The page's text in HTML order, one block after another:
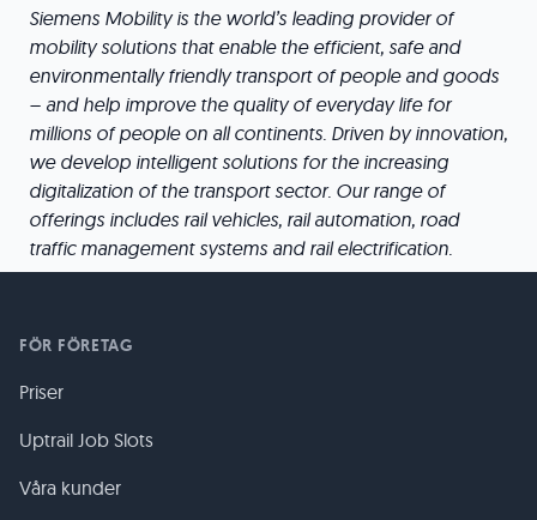
Siemens Mobility is the world’s leading provider of
mobility solutions that enable the efficient, safe and
environmentally friendly transport of people and goods
– and help improve the quality of everyday life for
millions of people on all continents. Driven by innovation,
we develop intelligent solutions for the increasing
digitalization of the transport sector. Our range of
offerings includes rail vehicles, rail automation, road
traffic management systems and rail electrification.
FÖR FÖRETAG
Priser
Uptrail Job Slots
Våra kunder